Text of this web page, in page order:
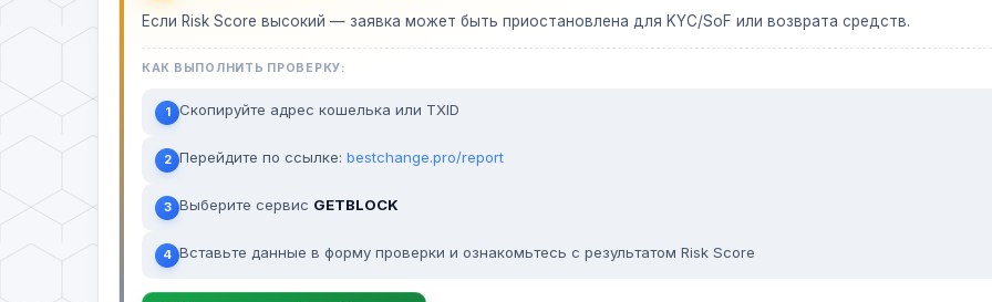
Если Risk Score высокий — заявка может быть приостановлена для KYC/SoF или возврата средств.
КАК ВЫПОЛНИТЬ ПРОВЕРКУ:
1 Скопируйте адрес кошелька или TXID
2 Перейдите по ссылке: bestchange.pro/report
3 Выберите сервис GETBLOCK
4 Вставьте данные в форму проверки и ознакомьтесь с результатом Risk Score